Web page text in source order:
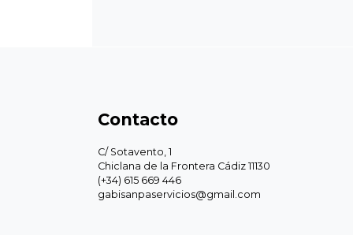
Contacto
C/ Sotavento, 1
Chiclana de la Frontera Cádiz 11130
(+34) 615 669 446
gabisanpaservicios@gmail.com